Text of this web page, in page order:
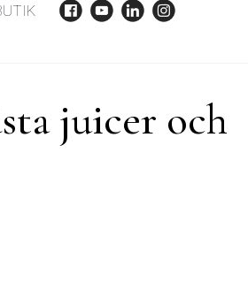
juicer och